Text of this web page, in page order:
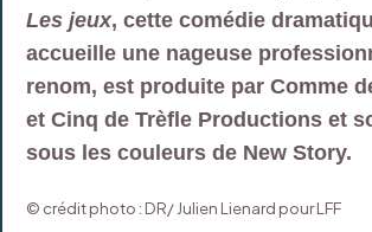
Les jeux, cette comédie
accueille une nageuse
renom, est produite par Comme
et Cinq de Trèfle Productions et
sous les couleurs de New Story.
© crédit photo : DR/ Julien Lienard pour LFF